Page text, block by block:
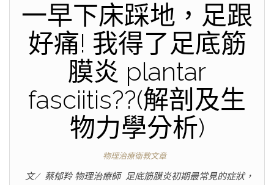
一早下床踩地，足跟
好痛! 我得了足底筋
膜炎 plantar
fasciitis??(解剖及生
物力學分析)
物理治療衛教文章
文/ 蔡郁羚 物理治療師 足底筋膜炎初期最常見的症狀，